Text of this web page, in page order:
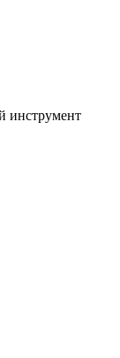
инструмент